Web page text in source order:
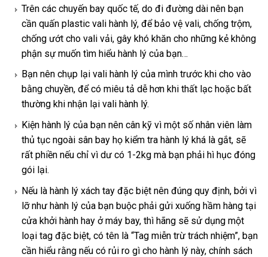
Trên các chuyến bay quốc tế, do đi đường dài nên bạn
cần quấn plastic vali hành lý, để bảo vệ vali, chống trộm,
chống ướt cho vali vải, gây khó khăn cho những kẻ không
phận sự muốn tìm hiểu hành lý của bạn…
Bạn nên chụp lại vali hành lý của mình trước khi cho vào
bằng chuyền, để có miêu tả dễ hơn khi thất lạc hoặc bất
thường khi nhận lại vali hành lý.
Kiện hành lý của bạn nên cân kỹ vì một số nhân viên làm
thủ tục ngoài sân bay họ kiểm tra hành lý khá là gắt, sẽ
rất phiền nếu chỉ vì dư có 1-2kg mà bạn phải hì hục đóng
gói lại.
Nếu là hành lý xách tay đặc biệt nên đúng quy định, bởi vì
lỡ như hành lý của bạn buộc phải gửi xuống hầm hàng tại
cửa khởi hành hay ở máy bay, thì hãng sẽ sử dụng một
loại tag đặc biệt, có tên là “Tag miễn trừ trách nhiệm”, bạn
cần hiểu rằng nếu có rủi ro gì cho hành lý này, chính sách